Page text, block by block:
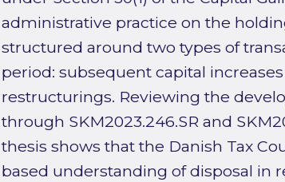
administrative practice on the
structured around two types of
period: subsequent capital
restructurings. Reviewing the
through SKM2023.246.SR and
thesis shows that the Danish Tax
based understanding of disposal in